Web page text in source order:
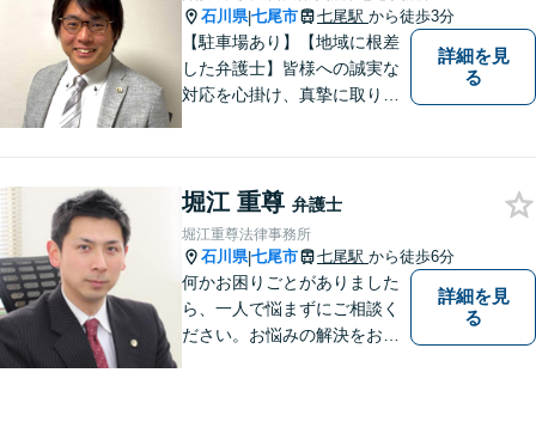
石川県|七尾市 七尾駅 から徒歩3分
【駐車場あり】【地域に根差
した弁護士】皆様への誠実な
対応を心掛け、真摯に取り組
法的サービスを提供しており
ますので，どうぞ宜しくお願
い申し上げます。
詳細を見
る
堀江 重尊 弁護士
堀江重尊法律事務所
石川県|七尾市 七尾駅 から徒歩6分
何かお困りごとがありました
ら、一人で悩まずにご相談く
ださい。お悩みの解決をお手
詳細を見
る